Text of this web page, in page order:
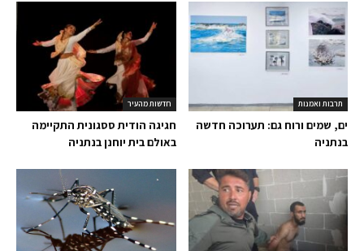
חדשות מהעיר
חגיגה הודית ססגונית התקיימה
באולם בית יוחנן בנתניה
תרבות ואמנות
ים, שמים ורוח גם: תערוכה חדשה
בנתניה